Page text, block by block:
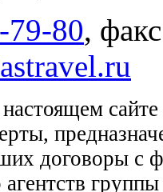
79-80,
договоры
агентств